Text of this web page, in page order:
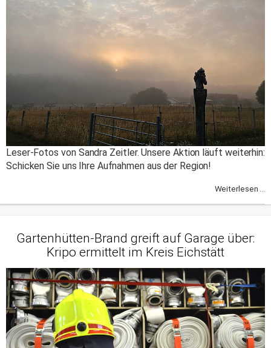
Leser-Fotos von Sandra Zeitler. Unsere Aktion läuft weiterhin:
Schicken Sie uns Ihre Aufnahmen aus der Region!
Weiterlesen ...
Gartenhütten-Brand greift auf Garage über:
Kripo ermittelt im Kreis Eichstätt